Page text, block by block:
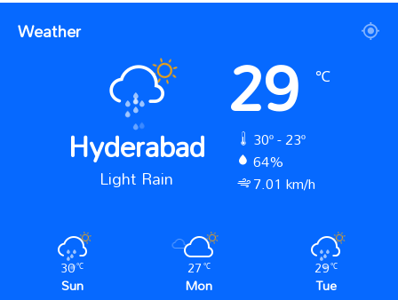
Weather
Hyderabad
Light Rain
29 ℃
30º - 23º
64%
7.01 km/h
30℃
Sun
27℃
Mon
29℃
Tue